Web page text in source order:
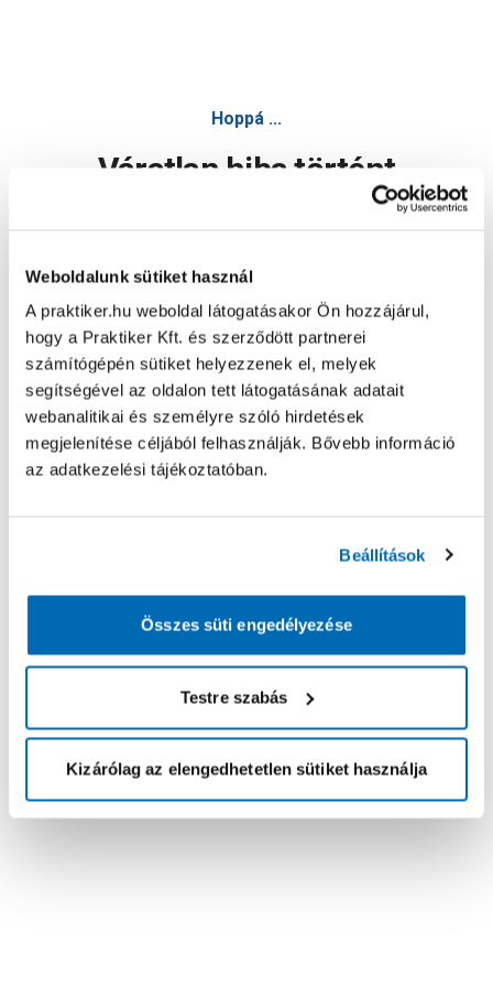
Weboldalunk sütiket használ
A praktiker.hu weboldal látogatásakor Ön hozzájárul,
hogy a Praktiker Kft. és szerződött partnerei
számítógépén sütiket helyezzenek el, melyek
segítségével az oldalon tett látogatásának adatait
webanalitikai és személyre szóló hirdetések
megjelenítése céljából felhasználják. Bővebb információ
az adatkezelési tájékoztatóban.
Beállítások
Összes süti engedélyezése
Testre szabás
Kizárólag az elengedhetetlen sütiket használja
Hoppá ...
Váratlan hiba történt
Oldal újratöltése